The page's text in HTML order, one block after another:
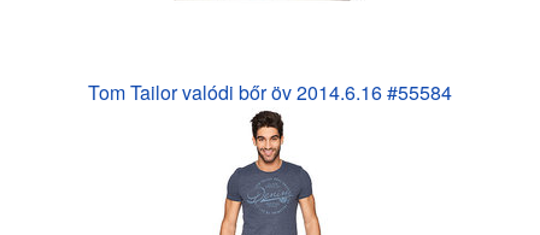
Tom Tailor valódi bőr öv 2014.6.16 #55584